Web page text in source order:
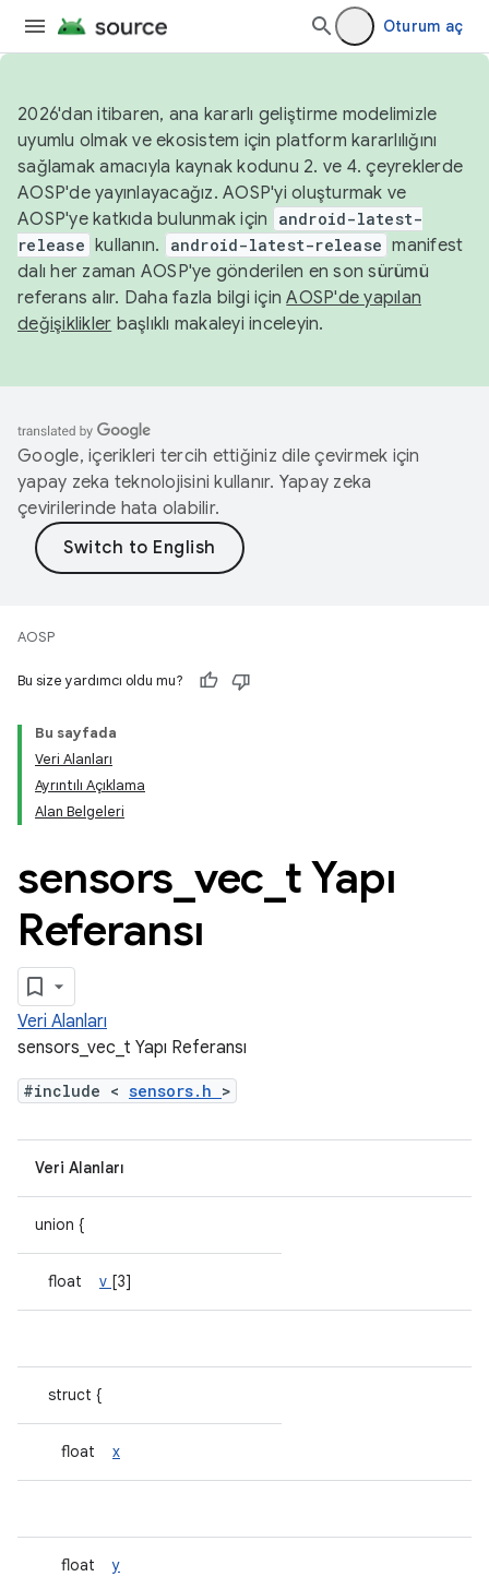
Oturum aç
2026'dan itibaren, ana kararlı geliştirme modelimizle
uyumlu olmak ve ekosistem için platform kararlılığını
sağlamak amacıyla kaynak kodunu 2. ve 4. çeyreklerde
AOSP'de yayınlayacağız. AOSP'yi oluşturmak ve
AOSP'ye katkıda bulunmak için
android-latest-
release kullanın. android-latest-release manifest
dalı her zaman AOSP'ye gönderilen en son sürümü
referans alır. Daha fazla bilgi içinAOSP'de yapılan
değişiklikler başlıklı makaleyi inceleyin.
Google, içerikleri tercih ettiğiniz dile çevirmek için
yapay zeka teknolojisini kullanır. Yapay zeka
çevirilerinde hata olabilir.
AOSP
Bu size yardımcı oldu mu?
Bu sayfada
Veri Alanları
Ayrıntılı Açıklama
Alan Belgeleri
sensors vec t Yapı
Referansı
Veri Alanları
sensors_vec_t Yapı Referansı
#include < sensors.h >
Veri Alanları
union {
float v [3]
struct {
float x
floaty